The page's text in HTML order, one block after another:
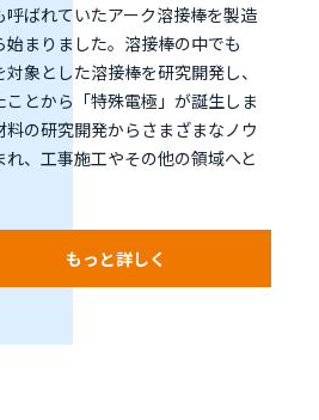
呼ばれていたアーク溶接棒を製造
始まりました。溶接棒の中でも
対象とした溶接棒を研究開発し、
とから「特殊電極」が誕生しま
料の研究開発からさまざまなノウ
、工事施工やその他の領域へと
もっと詳しく